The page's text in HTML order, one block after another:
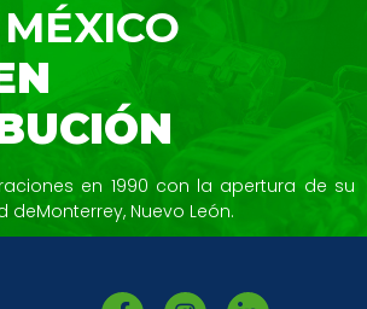
en 1990 con la apertura de su
deMonterrey, Nuevo León.